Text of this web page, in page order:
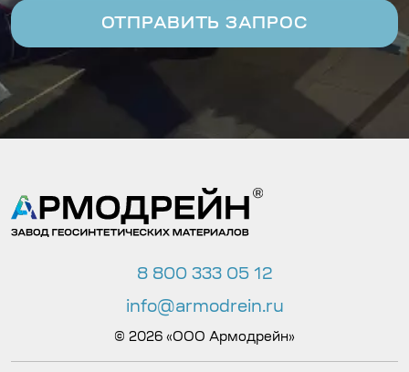
8 800 333 05 12
info@armodrein.ru
© 2026 «ООО Армодрейн»